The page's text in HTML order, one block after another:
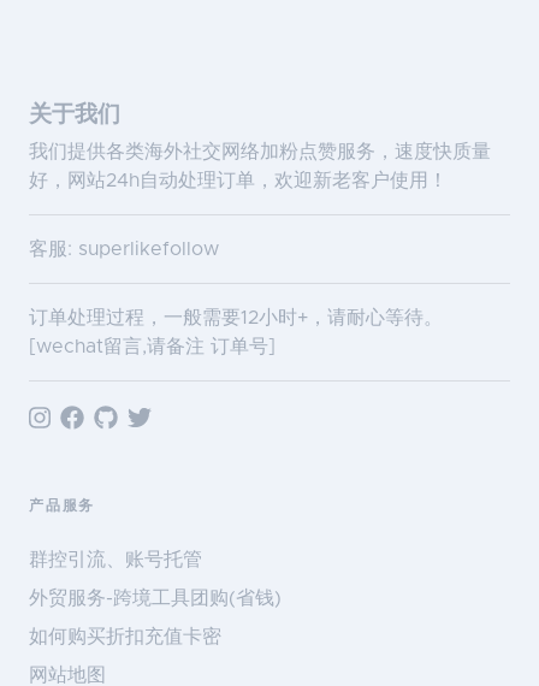
关于我们
我们提供各类海外社交网络加粉点赞服务，速度快质量
好，网站24h自动处理订单，欢迎新老客户使用！
客服: superlikefollow
订单处理过程，一般需要12小时+，请耐心等待。
[wechat留言,请备注 订单号]
产品服务
群控引流、账号托管
外贸服务-跨境工具团购(省钱)
如何购买折扣充值卡密
网站地图